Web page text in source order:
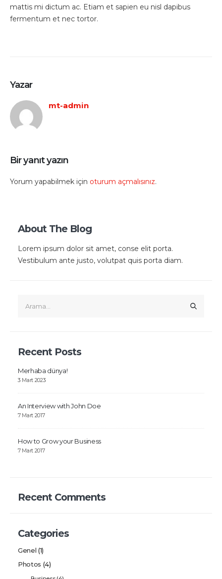
mattis mi dictum ac. Etiam et sapien eu nisl dapibus
fermentum et nec tortor.
Yazar
mt-admin
Bir yanıt yazın
Yorum yapabilmek için oturum açmalısınız.
About The Blog
Lorem ipsum dolor sit amet, conse elit porta.
Vestibulum ante justo, volutpat quis porta diam.
Recent Posts
Merhaba dünya!
3 Mart 2023
An Interview with John Doe
7 Mart 2017
How to Grow your Business
7 Mart 2017
Recent Comments
Categories
Genel (1)
Photos (4)